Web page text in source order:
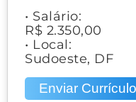
• Salário:
R$ 2.350,00
• Local:
Sudoeste, DF
Enviar